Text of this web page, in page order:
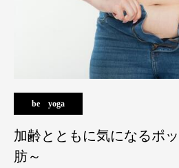
be yoga
加齢とともに気になるポ
肪～